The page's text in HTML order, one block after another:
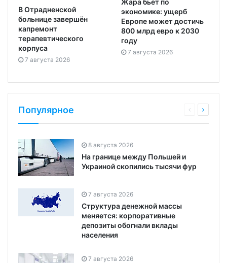
В Отрадненской
больнице завершён
капремонт
терапевтического
корпуса
7 августа 2026
Жара бьёт по
экономике: ущерб
Европе может достичь
800 млрд евро к 2030
году
7 августа 2026
Популярное
8 августа 2026
На границе между Польшей и
Украиной скопились тысячи фур
7 августа 2026
Структура денежной массы
меняется: корпоративные
депозиты обогнали вклады
населения
7 августа 2026